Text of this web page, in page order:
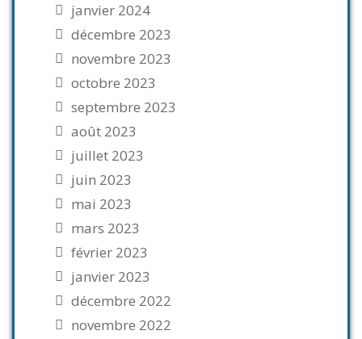
janvier 2024
décembre 2023
novembre 2023
octobre 2023
septembre 2023
août 2023
juillet 2023
juin 2023
mai 2023
mars 2023
février 2023
janvier 2023
décembre 2022
novembre 2022